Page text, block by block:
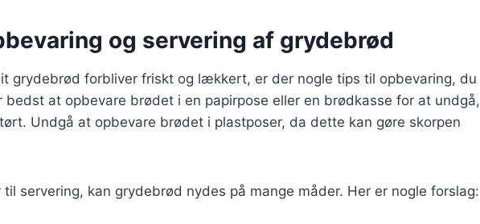
og servering af grydebrød
grydebrød forbliver friskt og lækkert, er der nogle tips til opbevaring, du
bedst at opbevare brødet i en papirpose eller en brødkasse for at undgå,
Undgå at opbevare brødet i plastposer, da dette kan gøre skorpen
servering, kan grydebrød nydes på mange måder. Her er nogle forslag: